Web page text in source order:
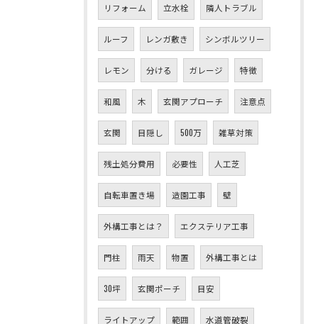
リフォーム 立水栓 隣人トラブル
ルーフ レンガ敷き シンボルツリー
レモン 分ける ガレージ 特徴
和風 木 玄関アプローチ 注意点
玄関 目隠し 500万 雑草対策
残土処分費用 必要性 人工芝
自転車置き場 造園工事 壁
外構工事とは？ エクステリア工事
門柱 雨天 物置 外構工事とは
30坪 玄関ポーチ 目安
ライトアップ 範囲 水道管破裂